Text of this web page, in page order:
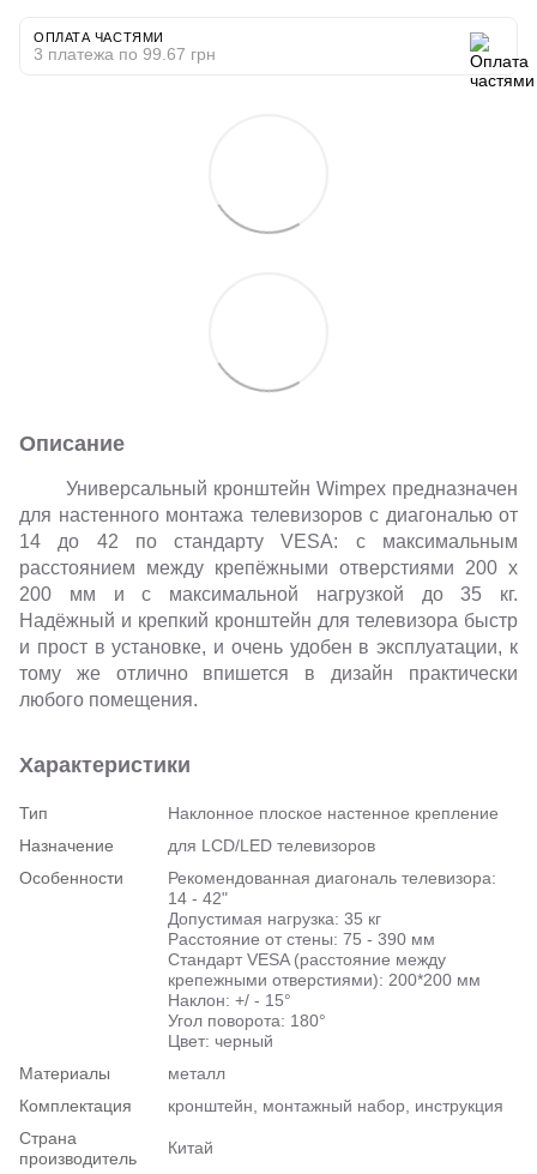
ОПЛАТА ЧАСТЯМИ
3 платежа по 99.67 грн
Описание
Универсальный кронштейн Wimpex предназначен
для настенного монтажа телевизоров с диагональю от
14 до 42 по стандарту VESA: с максимальным
расстоянием между крепёжными отверстиями 200 х
200 мм и с максимальной нагрузкой до 35 кг.
Надёжный и крепкий кронштейн для телевизора быстр
и прост в установке, и очень удобен в эксплуатации, к
тому же отлично впишется в дизайн практически
любого помещения.
Характеристики
Тип
Наклонное плоское настенное крепление
Назначение
для LCD/LED телевизоров
Особенности
Рекомендованная диагональ телевизора:
14 - 42"
Допустимая нагрузка: 35 кг
Расстояние от стены: 75 - 390 мм
Стандарт VESA (расстояние между
крепежными отверстиями): 200*200 мм
Наклон: +/ - 15°
Угол поворота: 180°
Цвет: черный
Материалы
металл
Комплектация
кронштейн, монтажный набор, инструкция
Страна
производитель
Китай